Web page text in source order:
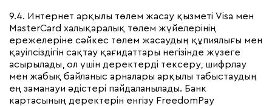
9.4. Интернет арқылы төлем жасау қызметі Visa мен
MasterCard халықаралық төлем жүйелерінің
ережелеріне сәйкес төлем жасаудың құпиялығы мен
қауіпсіздігін сақтау қағидаттары негізінде жүзеге
асырылады, ол үшін деректерді тексеру, шифрлау
мен жабық байланыс арналары арқылы табыстаудың
ең заманауи әдістері пайдаланылады. Банк
картасының деректерін енгізу FreedomPay